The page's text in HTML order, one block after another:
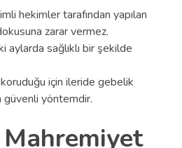
hekimler tarafından yapılan
zarar vermez.
aylarda sağlıklı bir şekilde
için ileride gebelik
güvenli yöntemdir.